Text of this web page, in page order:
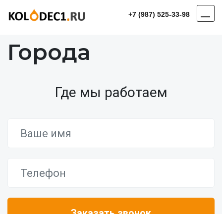
+7 (987) 525-33-98
Города
Где мы работаем